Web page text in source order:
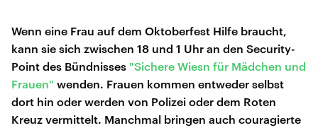
Wenn eine Frau auf dem Oktoberfest Hilfe braucht,
kann sie sich zwischen 18 und 1 Uhr an den Security-
Point des Bündnisses "Sichere Wiesn für Mädchen und
Frauen" wenden. Frauen kommen entweder selbst
dort hin oder werden von Polizei oder dem Roten
Kreuz vermittelt. Manchmal bringen auch couragierte